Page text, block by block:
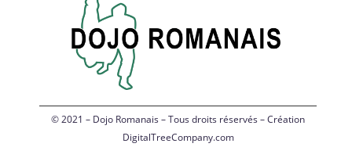
© 2021 – Dojo Romanais – Tous droits réservés – Création
DigitalTreeCompany.com